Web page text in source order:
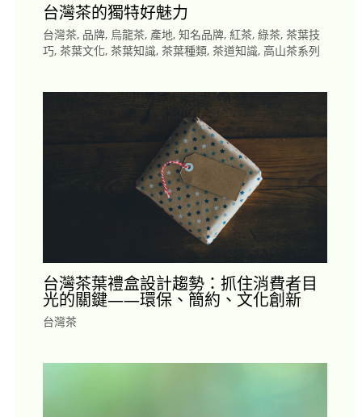
台灣茶的獨特好魅力
台灣茶, 品牌, 烏龍茶, 產地, 知名品牌, 紅茶, 綠茶, 茶葉技
巧, 茶葉文化, 茶葉知識, 茶葉種類, 茶道知識, 高山茶系列
台灣茶葉禮盒設計趨勢：抓住消費者目
光的關鍵——環保、簡約、文化創新
台灣茶